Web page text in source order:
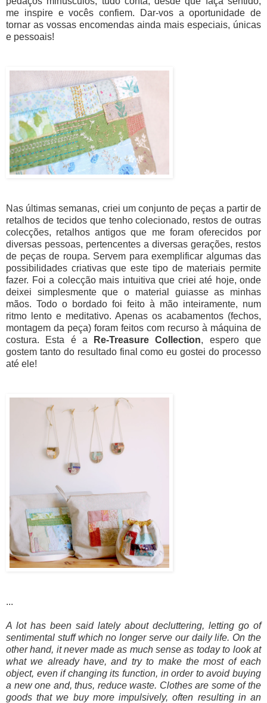
me inspire e vocês confiem. Dar-vos a oportunidade de
tornar as vossas encomendas ainda mais especiais, únicas
e pessoais!
Nas últimas semanas, criei um conjunto de peças a partir de
retalhos de tecidos que tenho colecionado, restos de outras
colecções, retalhos antigos que me foram oferecidos por
diversas pessoas, pertencentes a diversas gerações, restos
de peças de roupa. Servem para exemplificar algumas das
possibilidades criativas que este tipo de materiais permite
fazer. Foi a colecção mais intuitiva que criei até hoje, onde
deixei simplesmente que o material guiasse as minhas
mãos. Todo o bordado foi feito à mão inteiramente, num
ritmo lento e meditativo. Apenas os acabamentos (fechos,
montagem da peça) foram feitos com recurso à máquina de
costura. Esta é a
Re-Treasure Collection, espero que
gostem tanto do resultado final como eu gostei do processo
até ele!
...
A lot has been said lately about decluttering, letting go of
sentimental stuff which no longer serve our daily life. On the
other hand, it never made as much sense as today to look at
what we already have, and try to make the most of each
object, even if changing its function, in order to avoid buying
a new one and, thus, reduce waste. Clothes are some of the
goods that we buy more impulsively, often resulting in an